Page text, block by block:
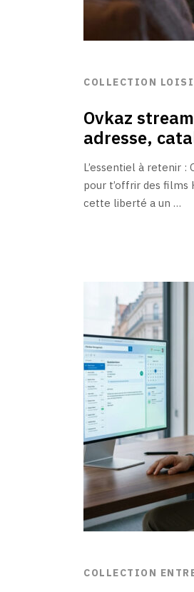
COLLECTION
Ovkaz
adresse,
L’essentiel à retenir :
pour t’offrir des films
cette liberté a un …
COLLECTION